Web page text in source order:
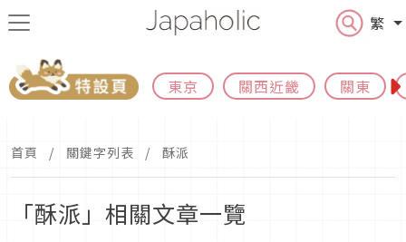
繁
東京 關西近畿 關東
首頁 關鍵字列表 酥派
「酥派」相關文章一覽